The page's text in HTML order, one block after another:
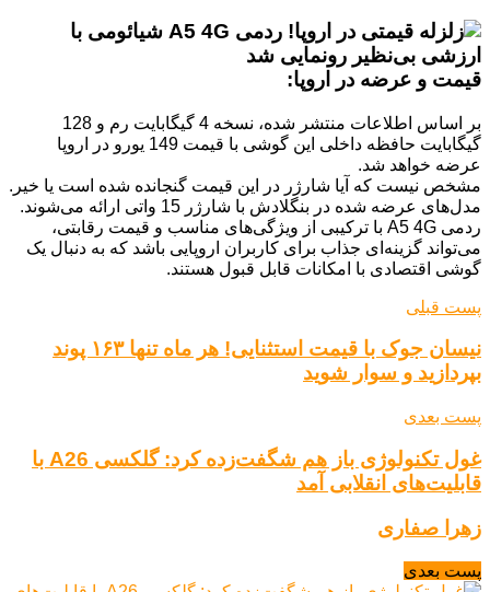
قیمت و عرضه در اروپا:
بر اساس اطلاعات منتشر شده، نسخه 4 گیگابایت رم و 128
گیگابایت حافظه داخلی این گوشی با قیمت 149 یورو در اروپا
عرضه خواهد شد.
مشخص نیست که آیا شارژر در این قیمت گنجانده شده است یا خیر.
مدل‌های عرضه شده در بنگلادش با شارژر 15 واتی ارائه می‌شوند.
ردمی A5 4G با ترکیبی از ویژگی‌های مناسب و قیمت رقابتی،
می‌تواند گزینه‌ای جذاب برای کاربران اروپایی باشد که به دنبال یک
گوشی اقتصادی با امکانات قابل قبول هستند.
پست قبلی
نیسان جوک با قیمت استثنایی! هر ماه تنها ۱۶۳ پوند
بپردازید و سوار شوید
پست بعدی
غول تکنولوژی باز هم شگفت‌زده کرد: گلکسی A26 با
قابلیت‌های انقلابی آمد
زهرا صفاری
پست بعدی